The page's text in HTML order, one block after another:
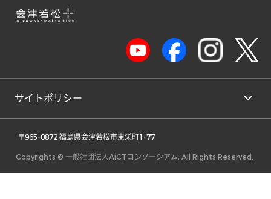
サイトポリシー
〒965-0872 福島県会津若松市東栄町1-77
Copyrights © 一般社団法人AiCTコンソーシアム, All Rights Reserved.